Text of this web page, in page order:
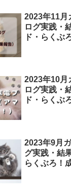
2023年11月
ログ実践・
ド・らくぶ
2023年10月
ログ実践・
ド・らくぶ
2023年9月
グ実践・結
らくぶろ！